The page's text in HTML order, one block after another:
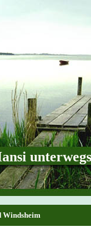
unterwegs
Windsheim